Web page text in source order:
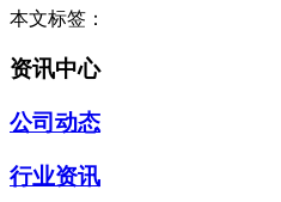
本文标签：
资讯中心
公司动态
行业资讯